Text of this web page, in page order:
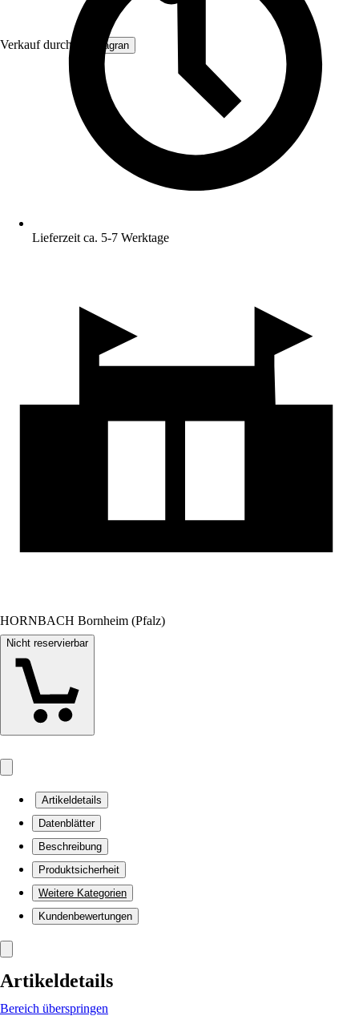
Verkauf durch: Primagran
Lieferzeit ca. 5-7 Werktage
HORNBACH Bornheim (Pfalz)
Nicht reservierbar
Artikeldetails
Datenblätter
Beschreibung
Produktsicherheit
Weitere Kategorien
Kundenbewertungen
Artikeldetails
Bereich überspringen